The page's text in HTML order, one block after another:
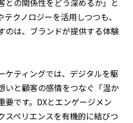
との関係性をどう深めるか」と
クノロジーを活用しつつも、
のは、ブランドが提供する体験
ケティングでは、デジタルを駆
いと顧客の感情をつなぐ「温か
要です。DXとエンゲージメン
スペリエンスを有機的に結びつ